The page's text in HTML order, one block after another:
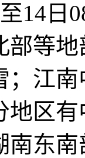
日
部等
；江
地区
南东